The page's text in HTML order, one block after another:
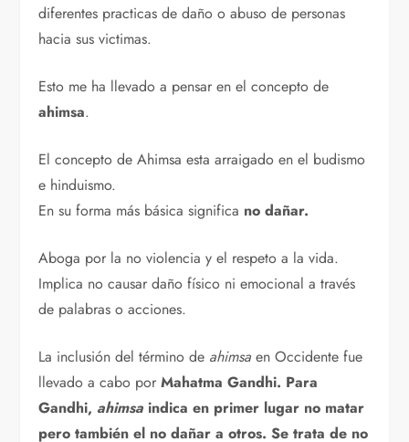
diferentes practicas de daño o abuso de personas
hacia sus victimas.
Esto me ha llevado a pensar en el concepto de
ahimsa.
El concepto de Ahimsa esta arraigado en el budismo
e hinduismo.
En su forma más básica significa no dañar.
Aboga por la no violencia y el respeto a la vida.
Implica no causar daño físico ni emocional a través
de palabras o acciones.
La inclusión del término de ahimsa en Occidente fue
llevado a cabo porMahatma Gandhi. Para
Gandhi, ahimsa indica en primer lugar no matar
pero también el no dañar a otros. Se trata de no